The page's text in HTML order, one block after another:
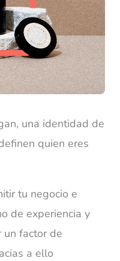
una identidad de
quien eres
tu negocio e
de experiencia y
un factor de
a ello